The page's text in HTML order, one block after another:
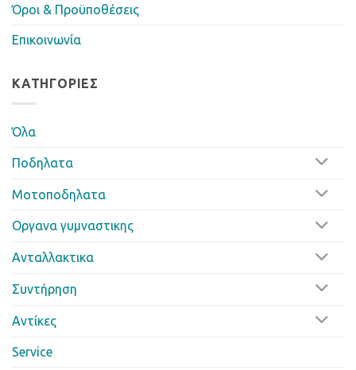
Όροι & Προϋποθέσεις
Επικοινωνία
ΚΑΤΗΓΟΡΊΕΣ
Όλα
Ποδηλατα
Μοτοποδηλατα
Οργανα γυμναστικης
Ανταλλακτικα
Συντήρηση
Αντίκες
Service